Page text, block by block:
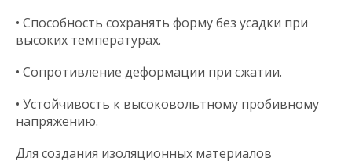
• Способность сохранять форму без усадки при
высоких температурах.
• Сопротивление деформации при сжатии.
• Устойчивость к высоковольтному пробивному
напряжению.
Для создания изоляционных материалов